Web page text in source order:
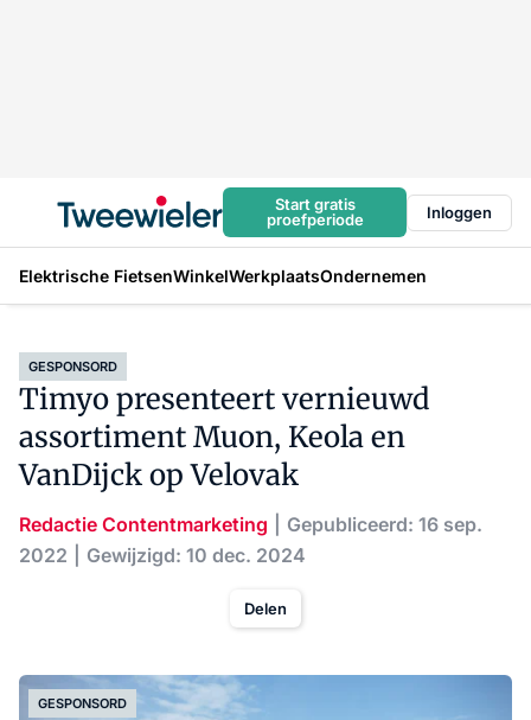
Start gratis
proefperiode
Inloggen
Elektrische FietsenWinkelWerkplaatsOndernemen
GESPONSORD
Timyo presenteert vernieuwd
assortiment Muon, Keola en
VanDijck op Velovak
Redactie Contentmarketing
Gepubliceerd: 16 sep.
2022
Gewijzigd: 10 dec. 2024
Delen
GESPONSORD